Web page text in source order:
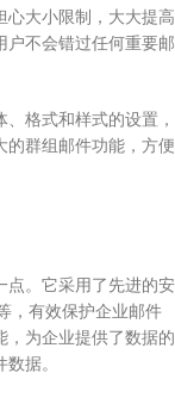
心大小限制，大大提高
户不会错过任何重要邮
格式和样式的设置，
的群组邮件功能，方便
点。它采用了先进的安
，有效保护企业邮件
，为企业提供了数据的
据。